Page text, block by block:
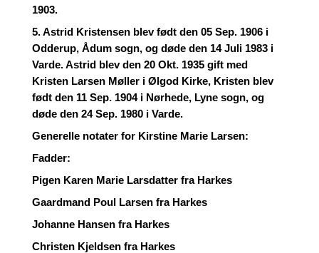
1903.
5. Astrid Kristensen blev født den 05 Sep. 1906 i
Odderup, Ådum sogn, og døde den 14 Juli 1983 i
Varde. Astrid blev den 20 Okt. 1935 gift med
Kristen Larsen Møller i Ølgod Kirke, Kristen blev
født den 11 Sep. 1904 i Nørhede, Lyne sogn, og
døde den 24 Sep. 1980 i Varde.
Generelle notater for Kirstine Marie Larsen:
Fadder:
Pigen Karen Marie Larsdatter fra Harkes
Gaardmand Poul Larsen fra Harkes
Johanne Hansen fra Harkes
Christen Kjeldsen fra Harkes